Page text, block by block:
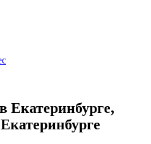
Екатеринбурге,